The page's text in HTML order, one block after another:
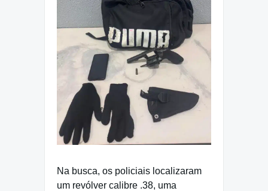
Na busca, os policiais localizaram
um revólver calibre .38, uma